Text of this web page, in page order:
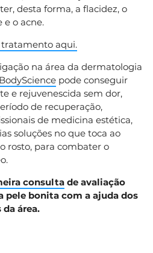
desta forma, a flacidez, o
o acne.
tratamento aqui.
na área da dermatologia
pode conseguir
e rejuvenescida sem dor,
de recuperação,
de medicina estética,
soluções no que toca ao
rosto, para combater o
consulta de avaliação
pele bonita com a ajuda dos
área.